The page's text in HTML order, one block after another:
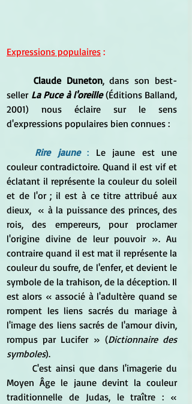
Expressions populaires :
Claude Duneton, dans son best-
seller La Puce à l'oreille (Éditions Balland,
2001) nous éclaire sur le sens
d'expressions populaires bien connues :
Rire jaune : Le jaune est une
couleur contradictoire. Quand il est vif et
éclatant il représente la couleur du soleil
et de l'or ; il est à ce titre attribué aux
dieux, « à la puissance des princes, des
rois, des empereurs, pour proclamer
l'origine divine de leur pouvoir ». Au
contraire quand il est mat il représente la
couleur du soufre, de l'enfer, et devient le
symbole de la trahison, de la déception. Il
est alors « associé à l'adultère quand se
rompent les liens sacrés du mariage à
l'image des liens sacrés de l'amour divin,
rompus par Lucifer » (Dictionnaire des
symboles).
Moyen Âge le jaune devint la couleur
traditionnelle de Judas, le traître : «